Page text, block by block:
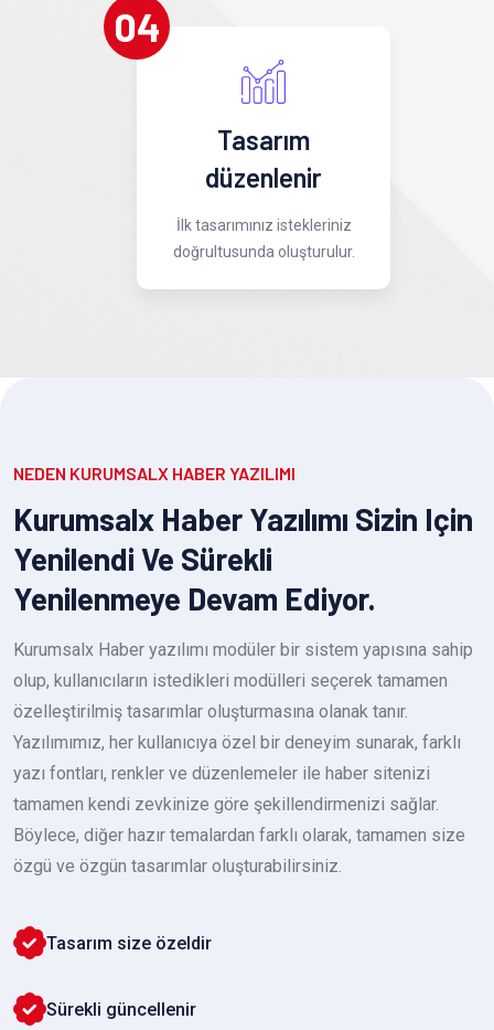
04
Tasarım
düzenlenir
İlk tasarımınız istekleriniz
doğrultusunda oluşturulur.
NEDEN KURUMSALX HABER YAZILIMI
Kurumsalx Haber Yazılımı Sizin Için
Yenilendi Ve Sürekli
Yenilenmeye Devam Ediyor.
Kurumsalx Haber yazılımı modüler bir sistem yapısına sahip
olup, kullanıcıların istedikleri modülleri seçerek tamamen
özelleştirilmiş tasarımlar oluşturmasına olanak tanır.
Yazılımımız, her kullanıcıya özel bir deneyim sunarak, farklı
yazı fontları, renkler ve düzenlemeler ile haber sitenizi
tamamen kendi zevkinize göre şekillendirmenizi sağlar.
Böylece, diğer hazır temalardan farklı olarak, tamamen size
özgü ve özgün tasarımlar oluşturabilirsiniz.
Tasarım size özeldir
Sürekli güncellenir